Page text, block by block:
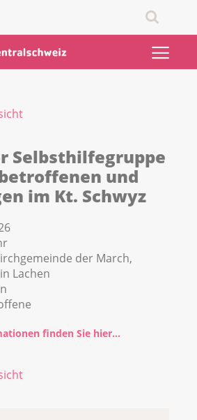
Selbsthilfegruppe
und
im Kt. Schwyz
der March,
Lachen
finden Sie hier...